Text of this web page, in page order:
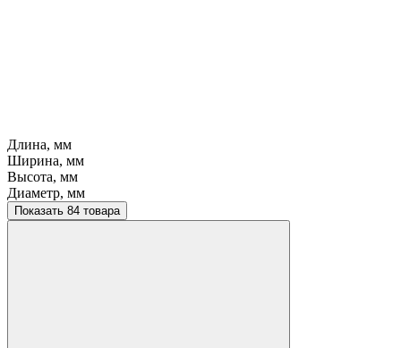
Длина, мм
Ширина, мм
Высота, мм
Диаметр, мм
Показать 84 товара